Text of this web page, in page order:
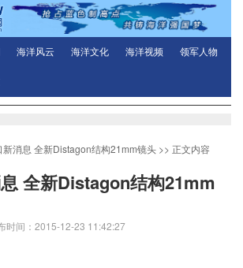
海洋风云 海洋文化 海洋视频 领军人物
新消息 全新Distagon结构21mm镜头 >> 正文内容
全新Distagon结构21mm
：2015-12-23 11:42:27